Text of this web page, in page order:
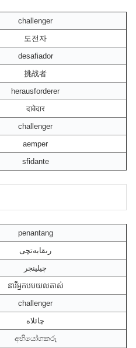
challenger
도전자
desafiador
挑战者
herausforderer
दावेदार
challenger
aemper
sfidante
penantang
رىقابەتچى
چیلینجر
នារីអ្នកបបយលតាស់
challenger
چائلاه
අභියෝගකරු